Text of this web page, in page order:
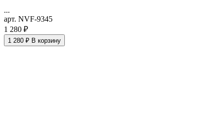
...
арт. NVF-9345
1 280 ₽
1 280 ₽ В корзину